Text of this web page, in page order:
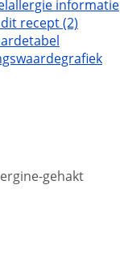
informatie
recept (2)
gehakt